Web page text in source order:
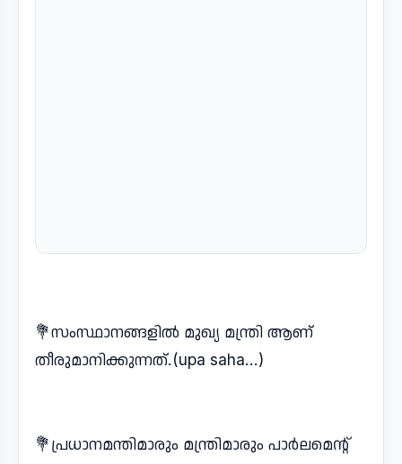
💐സംസ്ഥാനങ്ങളിൽ മുഖ്യ മന്ത്രി ആണ്
തീരുമാനിക്കുന്നത്.(upa saha...)
💐പ്രധാനമന്തിമാരും മന്ത്രിമാരും പാർലമെന്റ്